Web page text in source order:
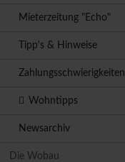
Mieterzeitung "Echo"
Tipp's & Hinweise
Zahlungsschwierigkeiten
Wohntipps
Newsarchiv
Die Wobau